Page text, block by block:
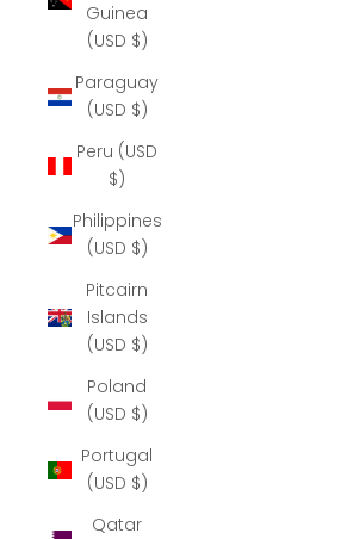
Guinea
(USD $)
Paraguay
(USD $)
Peru (USD
$)
Philippines
(USD $)
Pitcairn
Islands
(USD $)
Poland
(USD $)
Portugal
(USD $)
Qatar